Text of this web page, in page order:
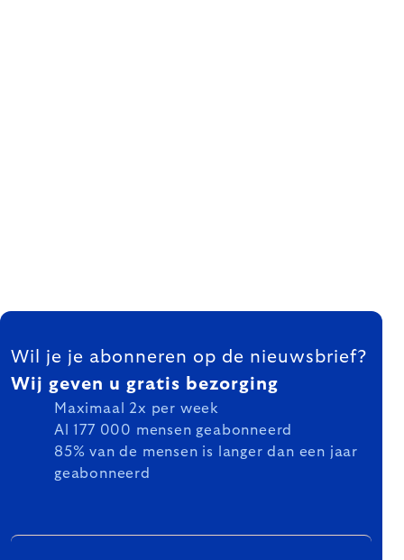
FOOTER
Wil je je abonneren op de nieuwsbrief?
Wij geven u gratis bezorging
Maximaal 2x per week
Al 177 000 mensen geabonneerd
85% van de mensen is langer dan een jaar
geabonneerd